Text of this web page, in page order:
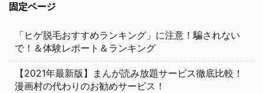
固定ページ
「ヒゲ脱毛おすすめランキング」に注意！騙されない
で！＆体験レポート＆ランキング
【2021年最新版】まんが読み放題サービス徹底比較！
漫画村の代わりのお勧めサービス！